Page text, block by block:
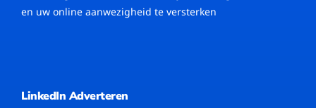
en uw online aanwezigheid te versterken
LinkedIn Adverteren